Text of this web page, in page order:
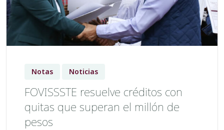
Notas Noticias
FOVISSSTE resuelve créditos con
quitas que superan el millón de
pesos